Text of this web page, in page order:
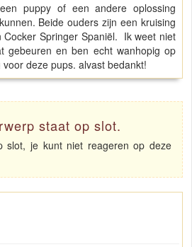
puppy of een andere oplossing
Beide ouders zijn een kruising
Cocker Springer Spaniël. Ik weet niet
gebeuren en ben echt wanhopig op
deze pups. alvast bedankt!
staat op slot.
slot, je kunt niet reageren op deze